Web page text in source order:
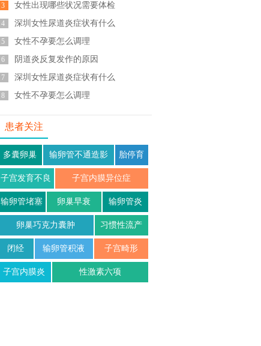
3 女性出现哪些状况需要体检
4 深圳女性尿道炎症状有什么
5 女性不孕要怎么调理
6 阴道炎反复发作的原因
7 深圳女性尿道炎症状有什么
8 女性不孕要怎么调理
患者关注
多囊卵巢 输卵管不通造影 胎停育
子宫发育不良 子宫内膜异位症
输卵管堵塞 卵巢早衰 输卵管炎
卵巢巧克力囊肿 习惯性流产
闭经 输卵管积液 子宫畸形
子宫内膜炎 性激素六项